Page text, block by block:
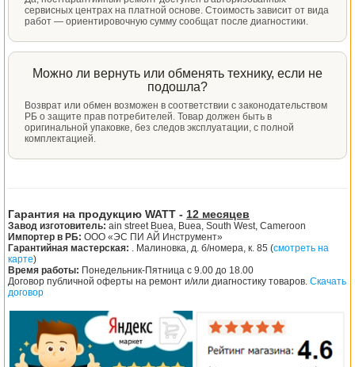
сервисных центрах на платной основе. Стоимость зависит от вида
работ — ориентировочную сумму сообщат после диагностики.
Можно ли вернуть или обменять технику, если не
подошла?
Возврат или обмен возможен в соответствии с законодательством
РБ о защите прав потребителей. Товар должен быть в
оригинальной упаковке, без следов эксплуатации, с полной
комплектацией.
Гарантия на продукцию WATT - 12 месяцев
Завод изготовитель: ain street Buea, Buea, South West, Cameroon
Импортер в РБ: ООО «ЭС ПИ АЙ Инструмент»
Гарантийная мастерская: . Малиновка, д. б/номера, к. 85 (смотреть на
карте)
Время работы: Понедельник-Пятница с 9.00 до 18.00
Договор публичной оферты на ремонт и/или диагностику товаров. Скачать
договор